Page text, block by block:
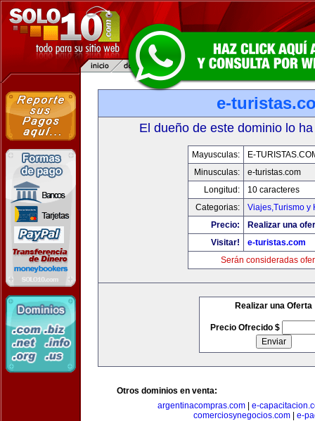
e-
El dueño de este dominio lo
Mayusculas:
E-
Minusculas:
e-turistas.com
Longitud:
10 caracteres
Categorias:
Viajes,Turismo y
Precio:
Realizar una
Visitar!
e-turistas.com
Serán consideradas
Realizar una Oferta
Precio Ofrecido $
Otros dominios en venta:
argentinacompras.com| e-
comerciosynegocios.com
e-